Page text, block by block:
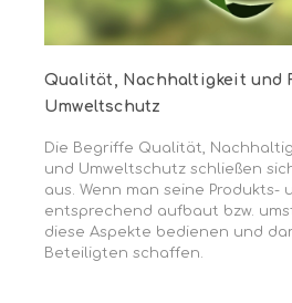
Qualität, Nachhaltigkeit und
Umweltschutz
Die Begriffe Qualität,
und Umweltschutz schließen
aus. Wenn man seine Produkts-
entsprechend aufbaut bzw.
diese Aspekte bedienen und
Beteiligten schaffen.